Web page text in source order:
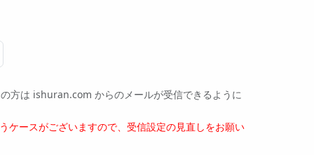
方は ishuran.com からのメールが受信できるように
ケースがございますので、受信設定の見直しをお願い